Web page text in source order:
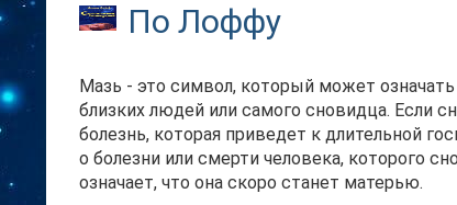
По Лоффу
Мазь - это символ, который может означать
близких людей или самого сновидца. Если
болезнь, которая приведет к длительной
о болезни или смерти человека, которого
означает, что она скоро станет матерью.